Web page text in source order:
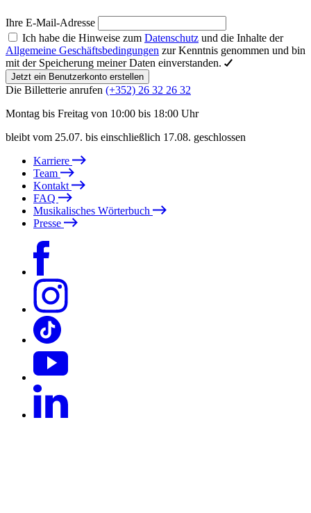
Ihre E-Mail-Adresse
Ich habe die Hinweise zum Datenschutz und die Inhalte der
Allgemeine Geschäftsbedingungen zur Kenntnis genommen und bin
mit der Speicherung meiner Daten einverstanden.
Jetzt ein Benutzerkonto erstellen
Die Billetterie anrufen (+352) 26 32 26 32
Montag bis Freitag von 10:00 bis 18:00 Uhr
bleibt vom 25.07. bis einschließlich 17.08. geschlossen
Karriere
Team
Kontakt
FAQ
Musikalisches Wörterbuch
Presse